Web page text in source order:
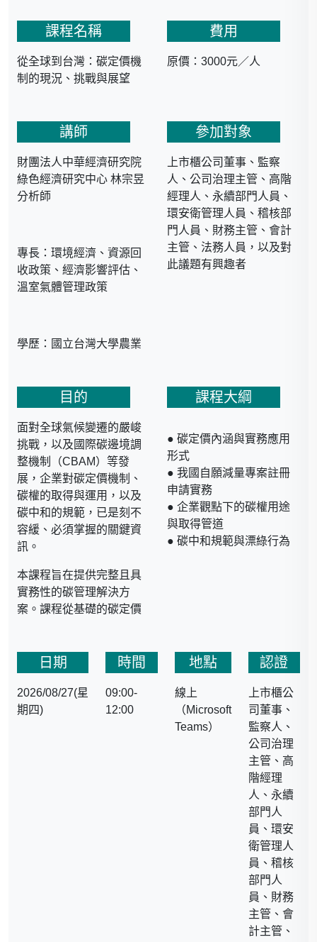
課程名稱
從全球到台灣：碳定價機
制的現況、挑戰與展望
費用
原價：3000元／人
講師
財團法人中華經濟研究院
綠色經濟研究中心 林宗昱
分析師
專長：環境經濟、資源回
收政策、經濟影響評估、
溫室氣體管理政策
學歷：國立台灣大學農業
● 中華經濟研究院綠色經
濟研究中心輔佐研究員
● 中華經濟研究院國際經
濟研究所輔佐研究員
● 台灣產業服務基金會專
案二組工程師
參加對象
上市櫃公司董事、監察
人、公司治理主管、高階
經理人、永續部門人員、
環安衛管理人員、稽核部
門人員、財務主管、會計
主管、法務人員，以及對
此議題有興趣者
目的
面對全球氣候變遷的嚴峻
挑戰，以及國際碳邊境調
整機制（CBAM）等發
展，企業對碳定價機制、
碳權的取得與運用，以及
碳中和的規範，已是刻不
容緩、必須掌握的關鍵資
訊。
本課程旨在提供完整且具
實務性的碳管理解決方
案。課程從基礎的碳定價
政策架構。此外，課程將
聚焦於國內企業關心的自
願減量專案，詳細解析從
規劃到實際註冊申請的實
課程大綱
● 碳定價內涵與實務應用
形式
● 我國自願減量專案註冊
申請實務
● 企業觀點下的碳權用途
與取得管道
● 碳中和規範與漂綠行為
日期
2026/08/27(星
期四)
時間
09:00-
12:00
地點
線上
（Microsoft
Teams）
認證
上市櫃公
司董事、
監察人、
公司治理
主管、高
階經理
人、永續
部門人
員、環安
衛管理人
員、稽核
部門人
員、財務
主管、會
計主管、